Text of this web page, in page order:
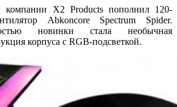
компании X2 Products пополнил 120-
Abkoncore Spectrum Spider.
новинки стала необычная
корпуса с RGB-подсветкой.